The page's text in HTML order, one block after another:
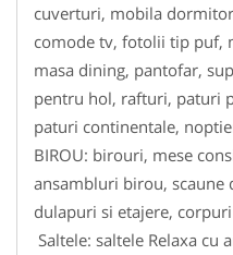
cuverturi, mobila
comode tv, fotolii tip puf,
masa dining, pantofar,
pentru hol, rafturi, paturi
paturi continentale,
BIROU: birouri, mese
ansambluri birou,
dulapuri si etajere,
Saltele: saltele Relaxa cu